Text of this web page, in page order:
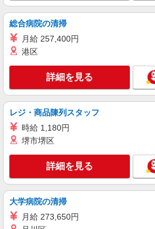
総合病院の清掃
月給 257,400円
港区
詳細を見る
レジ・商品陳列スタッフ
時給 1,180円
堺市堺区
詳細を見る
大学病院の清掃
月給 273,650円